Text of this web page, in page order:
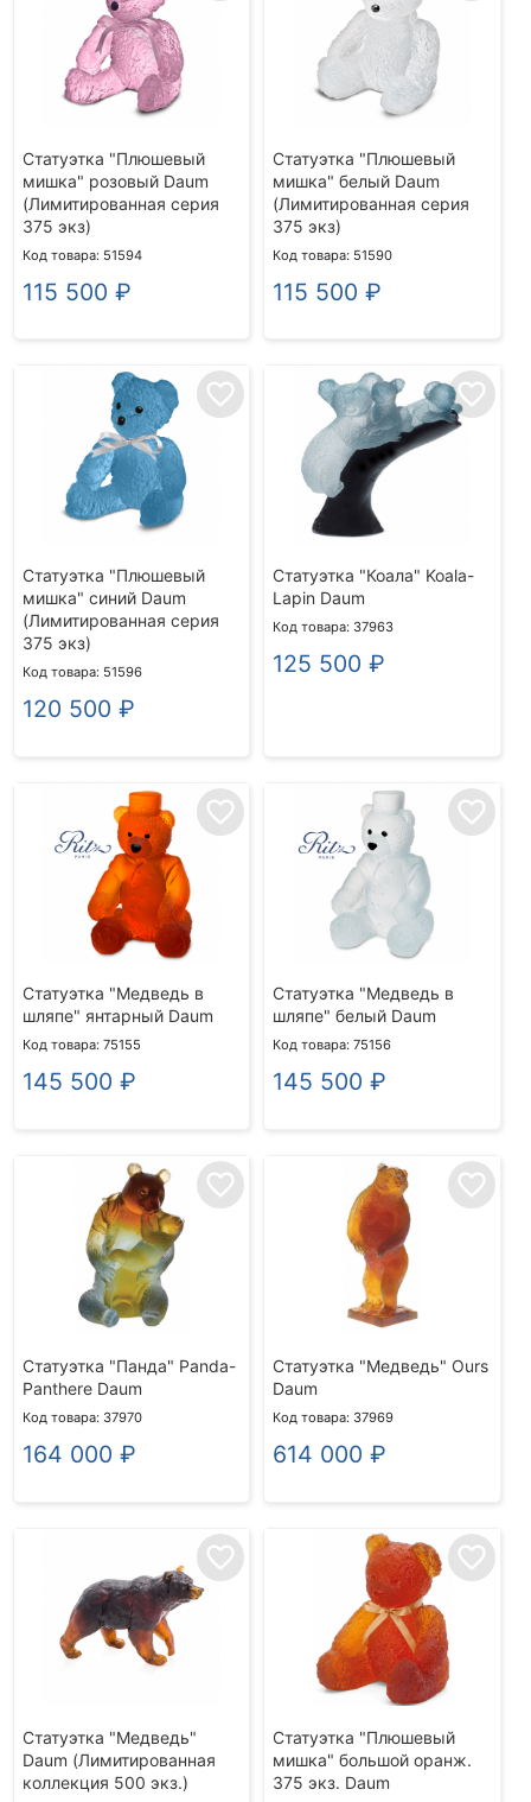
Статуэтка "Плюшевый
мишка" розовый Daum
(Лимитированная серия
375 экз)
Код товара: 51594
115 500 ₽
Статуэтка "Плюшевый
мишка" белый Daum
(Лимитированная серия
375 экз)
Код товара: 51590
115 500 ₽
favorite_border
Статуэтка "Плюшевый
мишка" синий Daum
(Лимитированная серия
375 экз)
Код товара: 51596
120 500 ₽
favorite_border
Статуэтка "Коала" Koala-
Lapin Daum
Код товара: 37963
125 500 ₽
favorite_border
Статуэтка "Медведь в
шляпе" янтарный Daum
Код товара: 75155
145 500 ₽
favorite_border
Статуэтка "Медведь в
шляпе" белый Daum
Код товара: 75156
145 500 ₽
favorite_border
Статуэтка "Панда" Panda-
Panthere Daum
Код товара: 37970
164 000 ₽
favorite_border
Статуэтка "Медведь" Ours
Daum
Код товара: 37969
614 000 ₽
favorite_border
Статуэтка "Медведь"
Daum (Лимитированная
коллекция 500 экз.)
favorite_border
Статуэтка "Плюшевый
мишка" большой оранж.
375 экз. Daum